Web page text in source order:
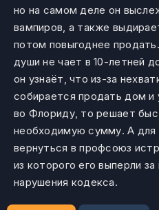
но на самом деле он
вампиров, а также
потом повыгоднее
души не чает в 10-летней
он узнаёт, что из-за
собирается продать дом и
во Флориду, то решает
необходимую сумму. А для
вернуться в профсоюз
из которого его выперли
нарушения кодекса.